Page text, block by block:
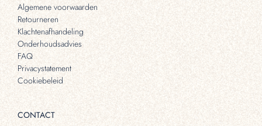
Algemene voorwaarden
Retourneren
Klachtenafhandeling
Onderhoudsadvies
FAQ
Privacystatement
Cookiebeleid
CONTACT